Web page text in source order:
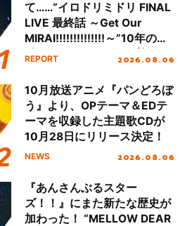
て……“イロドリミドリ FINAL
LIVE 最終話 ～Get Our
MIRAI!!!!!!!!!!!!!!～”10年の活
動を経てファイナルを迎える
REPORT 2026.08.06
10月放送アニメ『パンどろぼ
う』より、OPテーマ＆EDテ
ーマを収録した主題歌CDが
10月28日にリリース決定！
NEWS 2026.08.06
『あんさんぶるスター
ズ！！』にまた新たな歴史が
加わった！ “MELLOW DEAR